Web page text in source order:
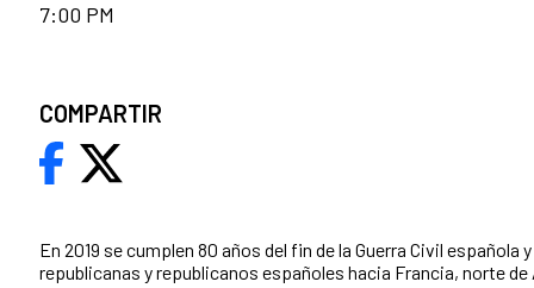
En 2019 se cumplen 80 años del fin de la Guerra Civil española
republicanas y republicanos españoles hacia Francia, norte
7:00 PM
COMPARTIR